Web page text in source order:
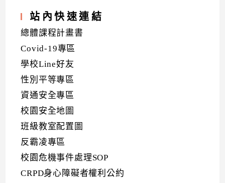
站內快速連結
總體課程計畫書
Covid-19專區
學校Line好友
性別平等專區
資通安全專區
校園安全地圖
班級教室配置圖
反霸凌專區
校園危機事件處理SOP
CRPD身心障礙者權利公約